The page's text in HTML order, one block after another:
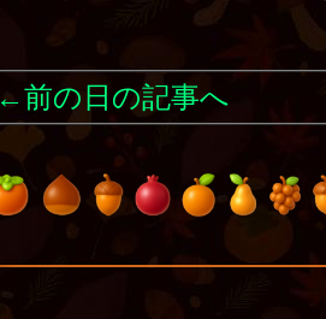
←前の日の記事へ